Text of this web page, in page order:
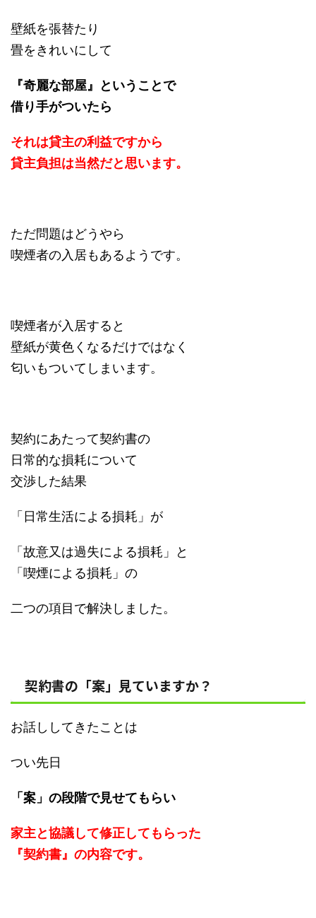
壁紙を張替たり
畳をきれいにして
『奇麗な部屋』ということで
借り手がついたら
それは貸主の利益ですから
貸主負担は当然だと思います。
ただ問題はどうやら
喫煙者の入居もあるようです。
喫煙者が入居すると
壁紙が黄色くなるだけではなく
匂いもついてしまいます。
契約にあたって契約書の
日常的な損耗について
交渉した結果
「日常生活による損耗」が
「故意又は過失による損耗」と
「喫煙による損耗」の
二つの項目で解決しました。
契約書の「案」見ていますか？
お話ししてきたことは
つい先日
「案」の段階で見せてもらい
家主と協議して修正してもらった
『契約書』の内容です。